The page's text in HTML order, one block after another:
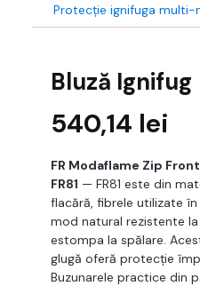
Protecție ignifuga multi-
Bluză Ignifug
540,14 lei
FR Modaflame Zip
FR81 — FR81 este din
flacără, fibrele utilizate
mod natural rezistente
estompa la spălare.
glugă oferă protecție
Buzunarele practice din